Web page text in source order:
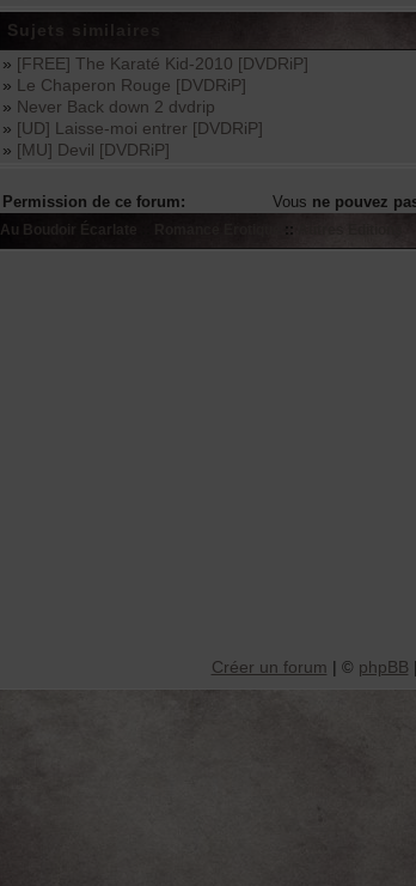
Sujets similaires
» [FREE] The Karaté Kid-2010 [DVDRiP]
» Le Chaperon Rouge [DVDRiP]
» Never Back down 2 dvdrip
» [UD] Laisse-moi entrer [DVDRiP]
» [MU] Devil [DVDRiP]
Permission de ce forum: Vous ne pouvez
Au Boudoir Écarlate ::
Créer un forum | © phpBB |